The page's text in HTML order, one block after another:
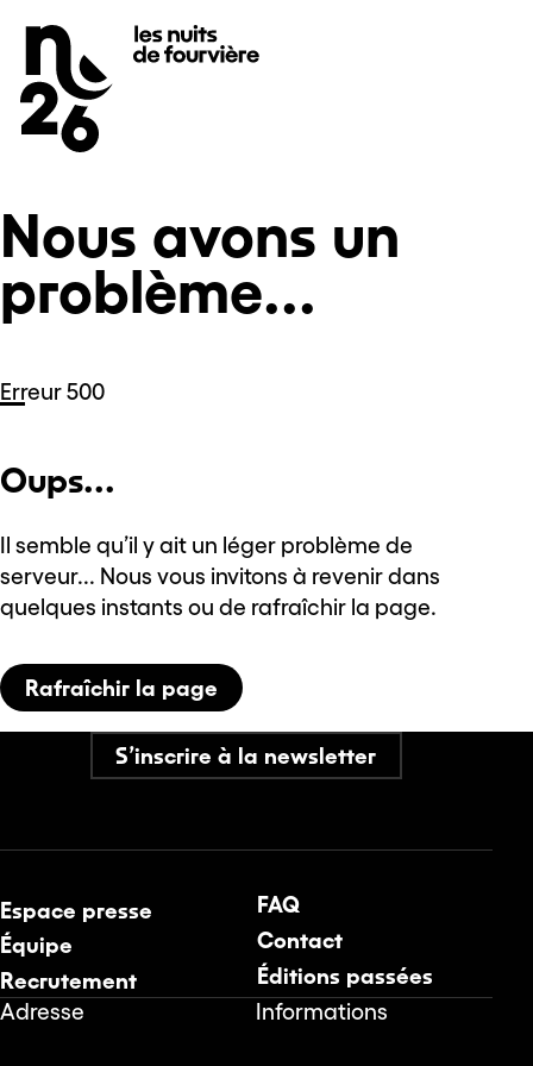
Se rendre au
Contenu principal
Pied de page
Nous avons un
problème...
Erreur 500
Oups...
Il semble qu’il y ait un léger problème de
serveur... Nous vous invitons à revenir dans
quelques instants ou de rafraîchir la page.
Rafraîchir la page
S’inscrire à la newsletter
Espace presse
Équipe
Recrutement
FAQ
Contact
Éditions passées
Adresse Informations